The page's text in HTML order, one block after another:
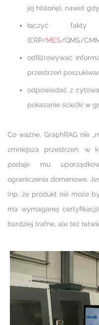
jej historię), nawet
łączyć
(ERP/MES/QMS/
odfiltrowywać
przestrzeń
odpowiadać z
pokazanie ścieżki w
Co ważne, GraphRAG nie
zmniejsza przestrzeń, w
podaje mu
ograniczenia domenowe.
(np. że produkt nie może
ma wymaganej
bardziej trafne, ale też